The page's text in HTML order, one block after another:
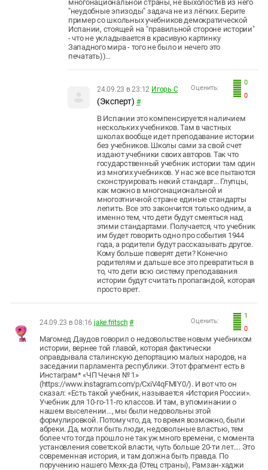
многонациональной страны, не выхолостив из него
"неудобные эпизоды" задача не из лёгких. Берите
пример со школьных учебников демократической
Испании, стоящей на "правильной стороне истории"
- что не укладывается в красивую картинку
Западного мира - того не было и нечего это
печатать))...
0
0
Оценить:
24.09.23 в 23:12 Игорь С
(Эксперт) #
В Испании это компенсируется наличием
нескольких учебников. Там в частных
школах вообще идет преподавание истории
без учебников. Школы сами за свой счет
издают учебники своих авторов. Так что
государственный учебник истории там один
из многих учебников. У нас же все пытаются
сконструировать некий стандарт... Глупцы,
как можно в многонациональной и
многоэтничной стране единые стандарты
лепить. Все это закончится только одним, а
именно тем, что дети будут смеяться над
этими стандартами. Получается, что учебник
им будет говорить одно про события 1944
года, а родители будут рассказывать другое.
Кому больше поверят дети? Конечно
родителям и дальше все это превратиться в
то, что дети всю систему преподавания
истории будут считать пропагандой, которая
просто врет.
1
0
Оценить:
24.09.23 в 08:16 jake.fritsch #
Магомед Даудов говорил о недовольстве новым учебником
истории, вернее той главой, которая фактически
оправдывала сталинскую депортацию малых народов, на
заседании парламента республики. Этот фрагмент есть в
Инстаграм* «ЧП Чечня № 1»
(https://www.instagram.com/p/CxiV4qFMIY0/). И вот что он
сказал: «Есть такой учебник, называется «История России».
Учебник для 10-го-11-го классов. И там, в упоминании о
нашем выселении…, мы были недовольны этой
формулировкой. Потому что, да, то время возможно, были
абреки. Да, могли быть люди, недовольные властью, тем
более что тогда прошло не так уж много времени, с момента
установления советской власти, чуть больше 20-ти лет…. Это
современная история, и там должна быть правда. По
поручению нашего Мехк-да (Отец страны), Рамзан-хаджи